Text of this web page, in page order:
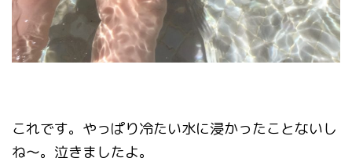
これです。やっぱり冷たい水に浸かったことないし
ね〜。泣きましたよ。